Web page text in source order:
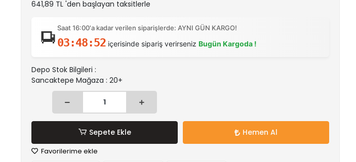
641,89 TL 'den başlayan taksitlerle
Saat 16:00'a kadar verilen siparişlerde: AYNI GÜN KARGO!
03:48:51 içerisinde sipariş verirseniz Bugün Kargoda !
Depo Stok Bilgileri :
Sancaktepe Mağaza : 20+
Sepete Ekle Hemen Al
Favorilerime ekle